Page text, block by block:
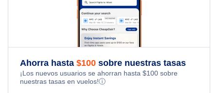
Ahorra hasta $100 sobre nuestras tasas
¡Los nuevos usuarios se ahorran hasta $100 sobre
nuestras tasas en vuelos!ⓘ